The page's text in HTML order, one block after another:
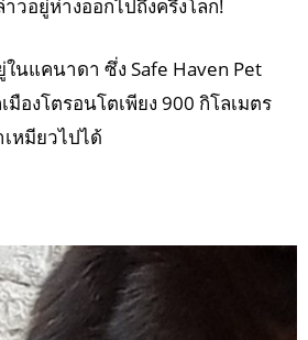
อยู่ห่างออกไปถึงครึ่งโลก!
นแคนาดา ซึ่ง Safe Haven Pet
มืองโตรอนโตเพียง 900 กิโลเมตร
เหมียวไปได้